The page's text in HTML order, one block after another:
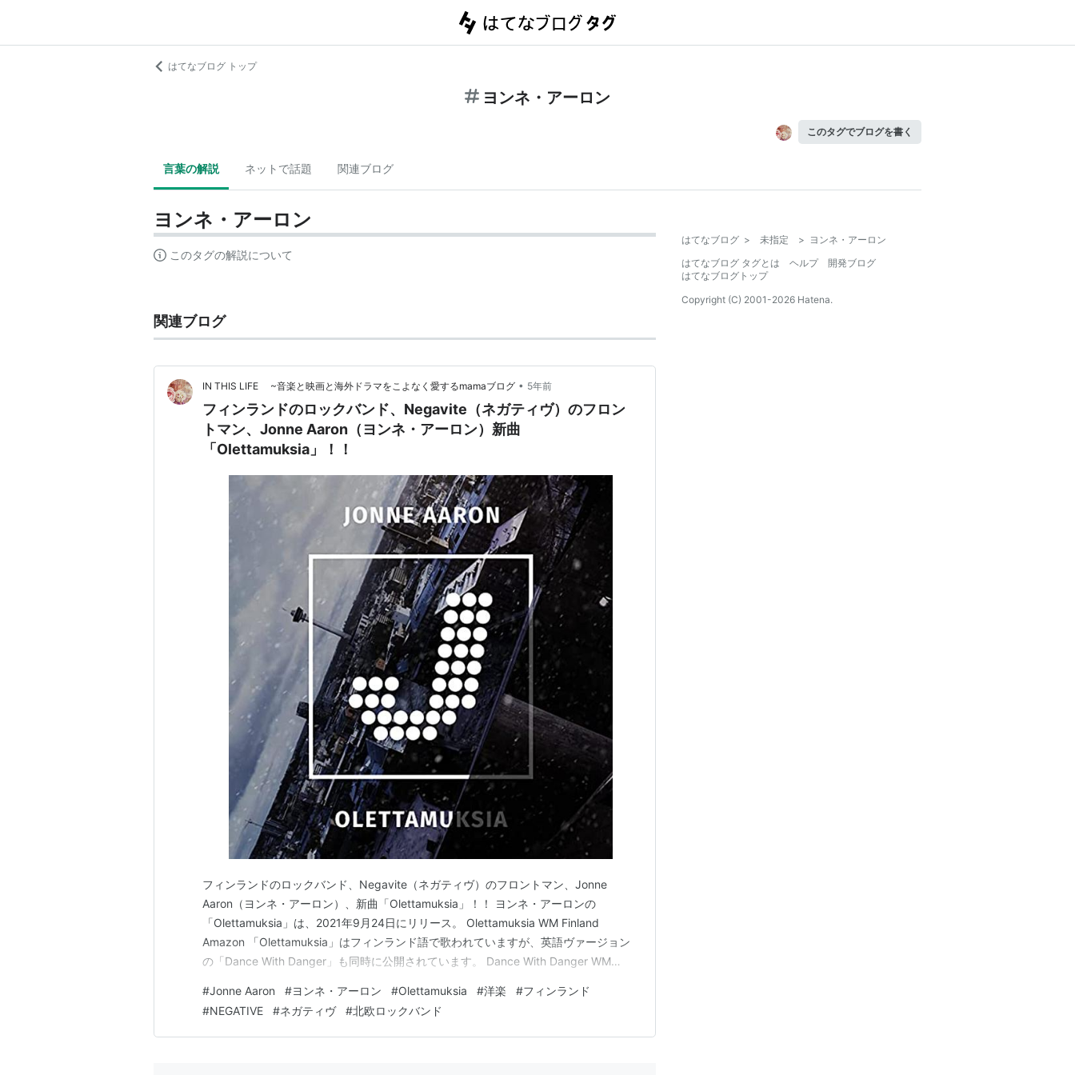
はてなブログ トップ
ヨンネ・アーロン
このタグでブログを書く
言葉の解説 ネットで話題 関連ブログ
ヨンネ・アーロン
このタグの解説について
関連ブログ
IN THIS LIFE ~音楽と映画と海外ドラマをこよなく愛するmamaブログ • 5年前
フィンランドのロックバンド、Negavite（ネガティヴ）のフロン
トマン、Jonne Aaron（ヨンネ・アーロン）新曲
「Olettamuksia」！！
フィンランドのロックバンド、Negavite（ネガティヴ）のフロントマン、Jonne
Aaron（ヨンネ・アーロン）、新曲「Olettamuksia」！！ ヨンネ・アーロンの
「Olettamuksia」は、2021年9月24日にリリース。 Olettamuksia WM Finland
Amazon 「Olettamuksia」はフィンランド語で歌われていますが、英語ヴァージョン
の「Dance With Danger」も同時に公開されています。 Dance With Danger WM
ティヴ）…
#Jonne Aaron #ヨンネ・アーロン #Olettamuksia #洋楽 #フィンランド
#NEGATIVE #ネガティヴ #北欧ロックバンド
はてなブログ > 未指定 > ヨンネ・アーロン
はてなブログ タグとは
ヘルプ
開発ブログ
はてなブログトップ
Copyright (C) 2001-2026 Hatena.